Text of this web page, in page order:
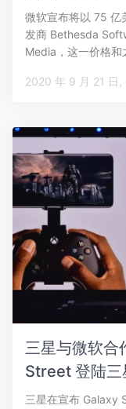
微软宣布将以 75 亿
发商 Bethesda
Media，这一价格和
三星与微软
Street 登陆三
三星在宣布 Galaxy